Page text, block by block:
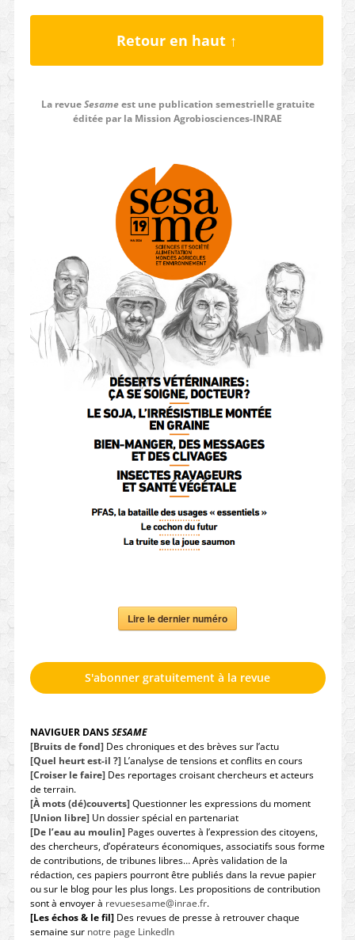
Retour en haut ↑
La revueSesameest une publication semestrielle gratuite
éditée par la Mission Agrobiosciences-INRAE
Lire le dernier numéro
S'abonner gratuitement à la revue
NAVIGUER DANSSESAME
[Bruits de fond]Des chroniques et des brèves sur l’actu
[Quel heurt est-il ?]L’analyse de tensions et conflits en cours
[Croiser le faire]Des reportages croisant chercheurs et acteurs
de terrain.
[À mots (dé)couverts]Questionner les expressions du moment
[Union libre]Un dossier spécial en partenariat
[De l’eau au moulin]Pages ouvertes à l’expression des citoyens,
des chercheurs, d’opérateurs économiques, associatifs sous forme
de contributions, de tribunes libres… Après validation de la
rédaction, ces papiers pourront être publiés dans la revue papier
ou sur le blog pour les plus longs. Les propositions de contribution
sont à envoyer à revuesesame@inrae.fr.
[Les échos & le fil]Des revues de presse à retrouver chaque
semaine sur notre page LinkedIn